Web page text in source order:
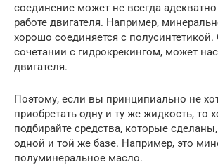
соединение может не всегда адекватно
работе двигателя. Например,
хорошо соединяется с полусинтетикой.
сочетании с гидрокрекингом, может
двигателя.
Поэтому, если вы принципиально не
приобретать одну и ту же жидкость, то
подбирайте средства, которые
одной и той же базе. Например, это
полуминеральное масло.